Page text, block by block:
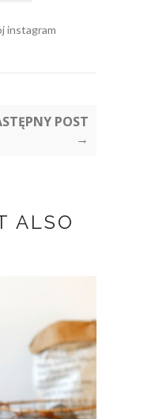
instagram
POST
→
ALSO